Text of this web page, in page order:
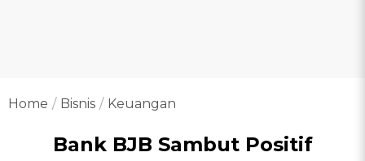
Home Bisnis Keuangan
Bank BJB Sambut Positif